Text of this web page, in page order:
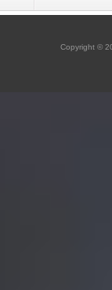
Copyright ©